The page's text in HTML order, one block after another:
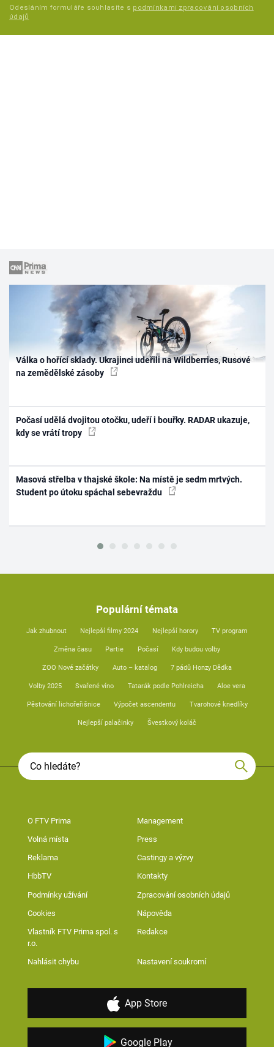
Odesláním formuláře souhlasíte s podmínkami zpracování osobních
údajů
Válka o hořící sklady. Ukrajinci udeřili na Wildberries, Rusové
na zemědělské zásoby
Počasí udělá dvojitou otočku, udeří i bouřky. RADAR ukazuje,
kdy se vrátí tropy
Masová střelba v thajské škole: Na místě je sedm mrtvých.
Student po útoku spáchal sebevraždu
Populární témata
Jak zhubnout Nejlepší filmy 2024 Nejlepší horory TV program
Změna času Partie Počasí Kdy budou volby
ZOO Nové začátky Auto – katalog 7 pádů Honzy Dědka
Volby 2025 Svařené víno Tatarák podle Pohlreicha Aloe vera
Pěstování lichořeřišnice Výpočet ascendentu Tvarohové knedlíky
Nejlepší palačinky Švestkový koláč
O FTV Prima Management
Volná místa Press
Reklama Castingy a výzvy
HbbTV Kontakty
Podmínky užívání Zpracování osobních údajů
Cookies Nápověda
Vlastník FTV Prima spol. s
r.o.
Redakce
Nahlásit chybu Nastavení soukromí
App Store
Google Play